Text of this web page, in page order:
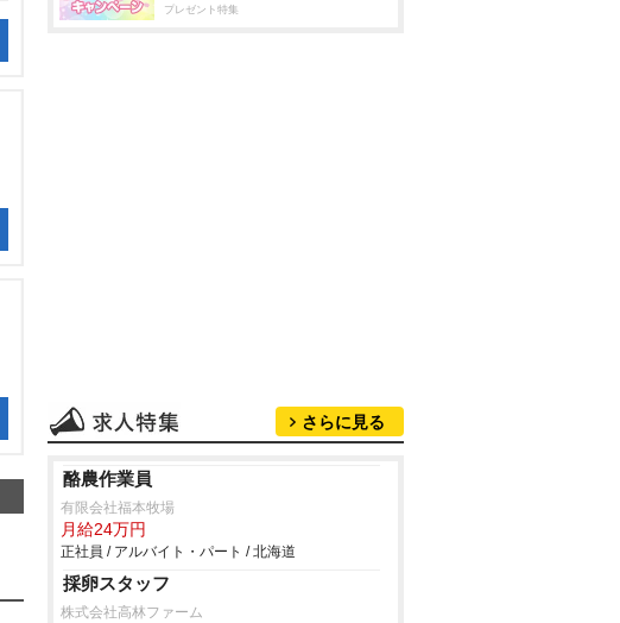
プレゼント特集
さらに見る
酪農作業員
有限会社福本牧場
月給24万円
正社員 / アルバイト・パート / 北海道
採卵スタッフ
株式会社高林ファーム